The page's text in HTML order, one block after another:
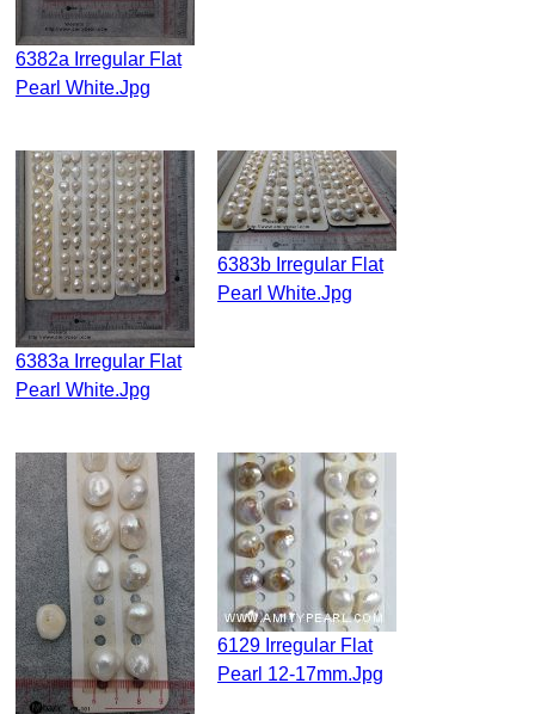
6382a Irregular Flat
Pearl White.jpg
6383a Irregular Flat
Pearl White.jpg
6383b Irregular Flat
Pearl White.jpg
6129 Irregular Flat
Pearl 12-17mm.jpg